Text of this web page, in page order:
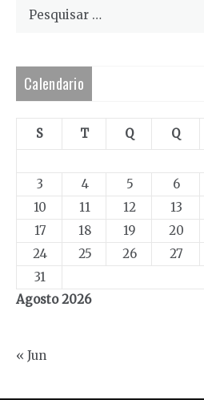
Pesquisar
Calendario
Agosto 2026
S T Q Q
3
4 5 6
10
11 12 13
17
18 19 20
24
25 26 27
31
« Jun